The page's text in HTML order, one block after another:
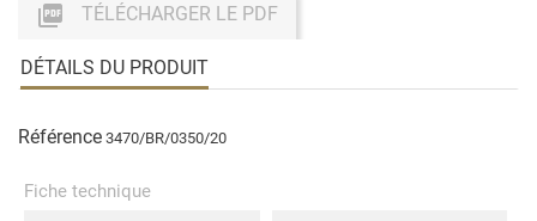
 TÉLÉCHARGER LE PDF
DÉTAILS DU PRODUIT
Référence 3470/BR/0350/20
Fiche technique